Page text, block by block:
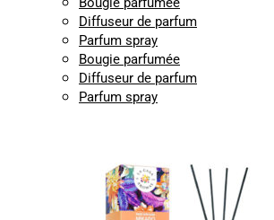
Diffuseur de parfum
Parfum spray
Bougie parfumée
Diffuseur de parfum
Parfum spray